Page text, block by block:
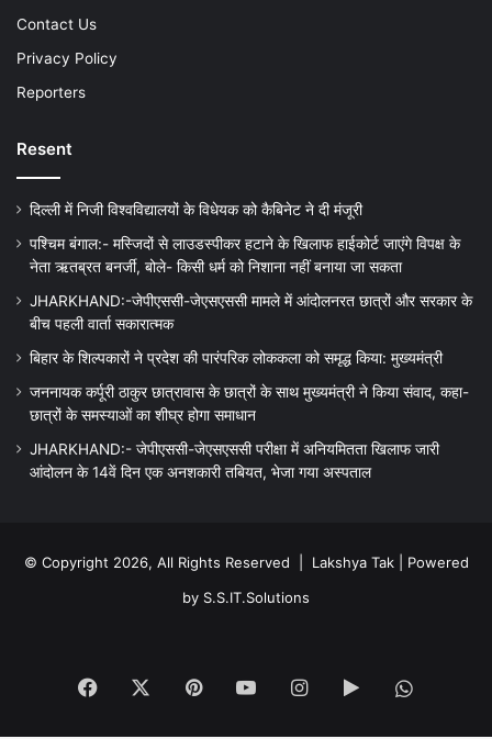
Contact Us
Privacy Policy
Reporters
Resent
दिल्ली में निजी विश्वविद्यालयों के विधेयक को कैबिनेट ने दी मंजूरी
पश्चिम बंगाल:- मस्जिदों से लाउडस्पीकर हटाने के खिलाफ हाईकोर्ट जाएंगे विपक्ष के
नेता ऋतब्रत बनर्जी, बोले- किसी धर्म को निशाना नहीं बनाया जा सकता
JHARKHAND:-जेपीएससी-जेएसएससी मामले में आंदोलनरत छात्रों और सरकार के
बीच पहली वार्ता सकारात्मक
बिहार के शिल्पकारों ने प्रदेश की पारंपरिक लोककला को समृद्ध किया: मुख्यमंत्री
जननायक कर्पूरी ठाकुर छात्रावास के छात्रों के साथ मुख्यमंत्री ने किया संवाद, कहा-
छात्रों के समस्याओं का शीघ्र होगा समाधान
JHARKHAND:- जेपीएससी-जेएसएससी परीक्षा में अनियमितता खिलाफ जारी
आंदोलन के 14वें दिन एक अनशकारी तबियत, भेजा गया अस्पताल
© Copyright 2026, All Rights Reserved | Lakshya Tak| Powered
by S.S.IT.Solutions
Facebook PinterestYouTubeInstagram
Google